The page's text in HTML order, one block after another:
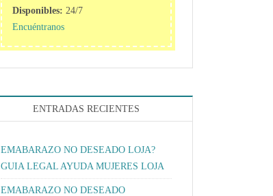
Disponibles: 24/7
Encuéntranos
ENTRADAS RECIENTES
EMABARAZO NO DESEADO LOJA?
GUIA LEGAL AYUDA MUJERES LOJA
EMABARAZO NO DESEADO